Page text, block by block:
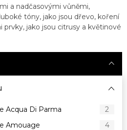
a nadčasovými vůněmi,
tóny, jako jsou dřevo, koření
prvky, jako jsou citrusy a květinové
Acqua Di Parma
2
Amouage
4